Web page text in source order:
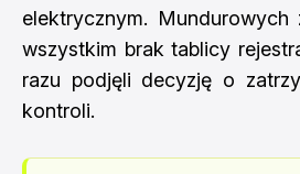
elektrycznym. Mundurowych
wszystkim brak tablicy
razu podjęli decyzję o
kontroli.